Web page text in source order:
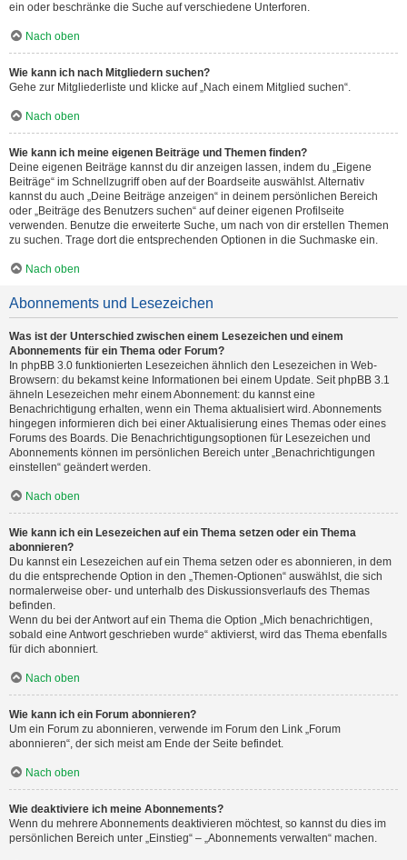
ein oder beschränke die Suche auf verschiedene Unterforen.
Nach oben
Wie kann ich nach Mitgliedern suchen?
Gehe zur Mitgliederliste und klicke auf „Nach einem Mitglied suchen“.
Nach oben
Wie kann ich meine eigenen Beiträge und Themen finden?
Deine eigenen Beiträge kannst du dir anzeigen lassen, indem du „Eigene
Beiträge“ im Schnellzugriff oben auf der Boardseite auswählst. Alternativ
kannst du auch „Deine Beiträge anzeigen“ in deinem persönlichen Bereich
oder „Beiträge des Benutzers suchen“ auf deiner eigenen Profilseite
verwenden. Benutze die erweiterte Suche, um nach von dir erstellen Themen
zu suchen. Trage dort die entsprechenden Optionen in die Suchmaske ein.
Nach oben
Abonnements und Lesezeichen
Was ist der Unterschied zwischen einem Lesezeichen und einem
Abonnements für ein Thema oder Forum?
In phpBB 3.0 funktionierten Lesezeichen ähnlich den Lesezeichen in Web-
Browsern: du bekamst keine Informationen bei einem Update. Seit phpBB 3.1
ähneln Lesezeichen mehr einem Abonnement: du kannst eine
Benachrichtigung erhalten, wenn ein Thema aktualisiert wird. Abonnements
hingegen informieren dich bei einer Aktualisierung eines Themas oder eines
Forums des Boards. Die Benachrichtigungsoptionen für Lesezeichen und
Abonnements können im persönlichen Bereich unter „Benachrichtigungen
einstellen“ geändert werden.
Nach oben
Wie kann ich ein Lesezeichen auf ein Thema setzen oder ein Thema
abonnieren?
Du kannst ein Lesezeichen auf ein Thema setzen oder es abonnieren, in dem
du die entsprechende Option in den „Themen-Optionen“ auswählst, die sich
normalerweise ober- und unterhalb des Diskussionsverlaufs des Themas
befinden.
Wenn du bei der Antwort auf ein Thema die Option „Mich benachrichtigen,
sobald eine Antwort geschrieben wurde“ aktivierst, wird das Thema ebenfalls
für dich abonniert.
Nach oben
Wie kann ich ein Forum abonnieren?
Um ein Forum zu abonnieren, verwende im Forum den Link „Forum
abonnieren“, der sich meist am Ende der Seite befindet.
Nach oben
Wie deaktiviere ich meine Abonnements?
Wenn du mehrere Abonnements deaktivieren möchtest, so kannst du dies im
persönlichen Bereich unter „Einstieg“ – „Abonnements verwalten“ machen.